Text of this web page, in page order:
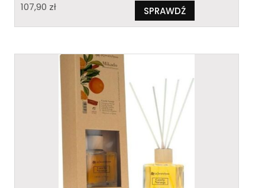
107,90 zł SPRAWDŹ